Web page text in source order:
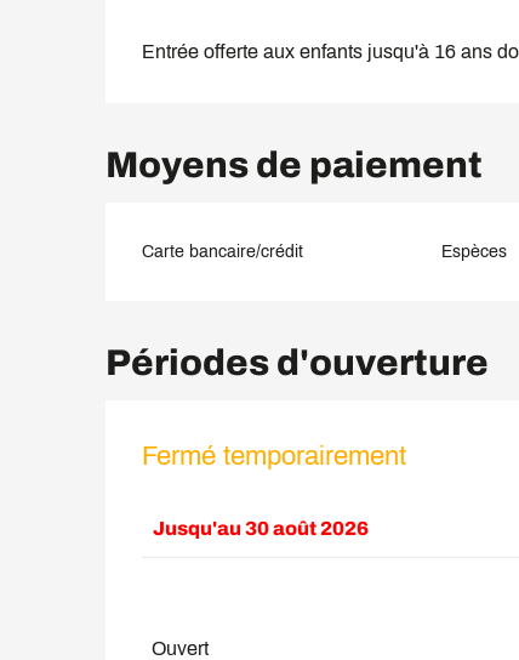
Entrée offerte aux enfants jusqu'à 16 ans
Moyens de paiement
Carte bancaire/crédit Espèces
Périodes d'ouverture
Fermé temporairement
Jusqu'au 30 août 2026
Ouvert